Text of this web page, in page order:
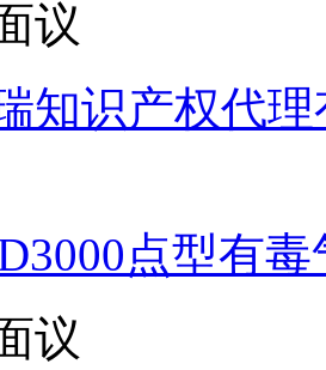
议
知识产权代
点型有
议